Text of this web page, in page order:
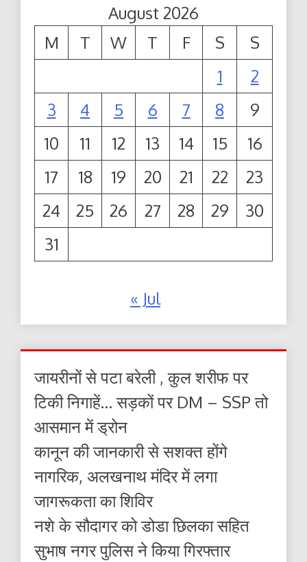
August 2026
M
T W T F S
S
1
2
3
4 5 6 7 8
9
10
11 12 13 14 15
16
17
18 19 20 21 22
23
24
25 26 27 28 29
30
31
« Jul
जायरीनों से पटा बरेली , कुल शरीफ पर
टिकी निगाहें… सड़कों पर DM – SSP तो
आसमान में ड्रोन
कानून की जानकारी से सशक्त होंगे
नागरिक, अलखनाथ मंदिर में लगा
जागरूकता का शिविर
नशे के सौदागर को डोडा छिलका सहित
सुभाष नगर पुलिस ने किया गिरफ्तार